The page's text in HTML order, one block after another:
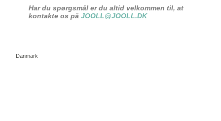
Har du spørgsmål er du altid velkommen til, at
kontakte os på JOOLL@JOOLL.DK